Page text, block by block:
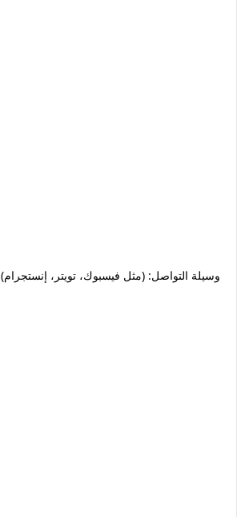
وسيلة التواصل: (مثل فيسبوك، تويتر، إنستجرام)